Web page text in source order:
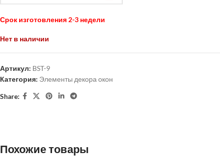
Срок изготовления 2-3 недели
Нет в наличии
Артикул: BST-9
Категория: Элементы декора окон
Share:
Похожие товары